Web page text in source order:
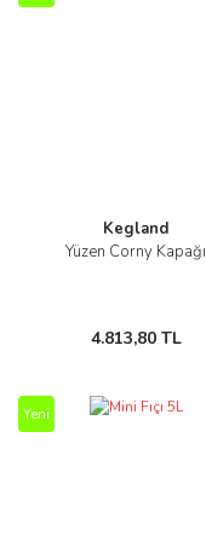
Kegland
Yüzen Corny Kapağı
4.813,80 TL
Yeni